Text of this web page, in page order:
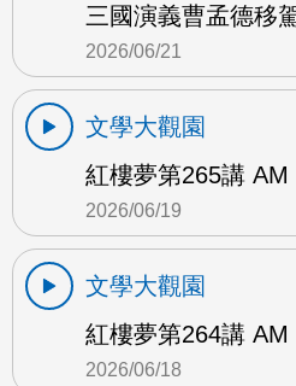
三國演義曹孟德移
2026/06/21
文學大觀園
紅樓夢第265講 AM
2026/06/19
文學大觀園
紅樓夢第264講 AM
2026/06/18